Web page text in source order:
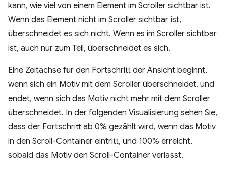
kann, wie viel von einem Element im Scroller sichtbar ist.
Wenn das Element nicht im Scroller sichtbar ist,
überschneidet es sich nicht. Wenn es im Scroller sichtbar
ist, auch nur zum Teil, überschneidet es sich.
Eine Zeitachse für den Fortschritt der Ansicht beginnt,
wenn sich ein Motiv mit dem Scroller überschneidet, und
endet, wenn sich das Motiv nicht mehr mit dem Scroller
überschneidet. In der folgenden Visualisierung sehen Sie,
dass der Fortschritt ab 0% gezählt wird, wenn das Motiv
in den Scroll-Container eintritt, und 100% erreicht,
sobald das Motiv den Scroll-Container verlässt.